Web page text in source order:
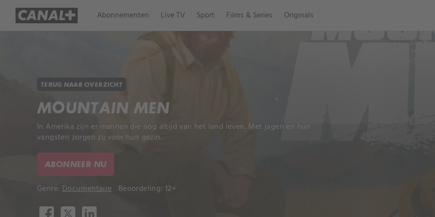
Abonnementen Live TV Sport Films & Series Originals
TERUG NAAR OVERZICHT
MOUNTAIN MEN
In Amerika zijn er mannen die nog altijd van het land leven. Met jagen en hun
vangsten zorgen zij voor hun gezin.
ABONNEER NU
Genre: Documentaire Beoordeling: 12+